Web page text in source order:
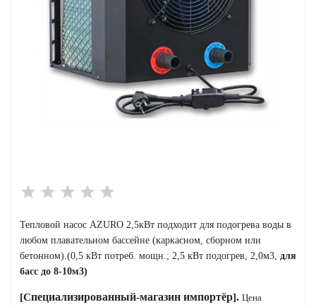
и прочие
Тепловой насос AZURO 2,5кВт подходит для подогрева воды в
любом плавательном бассейне (каркасном, сборном или
бетонном).(0,5 кВт потреб. мощн.; 2,5 кВт подогрев, 2,0м3, для
басс до 8-10м3)
[Специализированный-магазин импортёр]. Цена